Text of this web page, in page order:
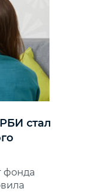
стал
фонда